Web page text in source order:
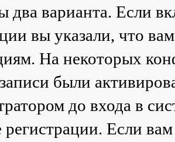
два варианта. Если
вы указали, что
На некоторых
были
до входа в
регистрации. Если